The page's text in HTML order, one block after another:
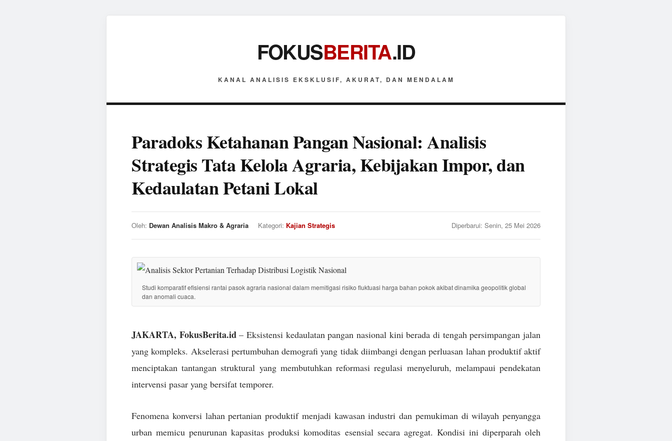
FOKUSBERITA.ID
KANAL ANALISIS EKSKLUSIF, AKURAT, DAN MENDALAM
Paradoks Ketahanan Pangan Nasional: Analisis
Strategis Tata Kelola Agraria, Kebijakan Impor, dan
Kedaulatan Petani Lokal
Oleh: Dewan Analisis Makro & Agraria Kategori: Kajian Strategis Diperbarui: Senin, 25 Mei 2026
Studi komparatif efisiensi rantai pasok agraria nasional dalam memitigasi risiko fluktuasi harga bahan pokok akibat dinamika geopolitik global
dan anomali cuaca.
JAKARTA, FokusBerita.id– Eksistensi kedaulatan pangan nasional kini berada di tengah persimpangan jalan
yang kompleks. Akselerasi pertumbuhan demografi yang tidak diimbangi dengan perluasan lahan produktif aktif
menciptakan tantangan struktural yang membutuhkan reformasi regulasi menyeluruh, melampaui pendekatan
intervensi pasar yang bersifat temporer.
Fenomena konversi lahan pertanian produktif menjadi kawasan industri dan pemukiman di wilayah penyangga
urban memicu penurunan kapasitas produksi komoditas esensial secara agregat. Kondisi ini diperparah oleh